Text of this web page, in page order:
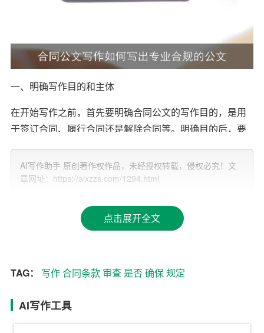
一、明确写作目的和主体
在开始写作之前，首先要明确合同公文的写作目的，是用
于签订合同、履行合同还是解除合同等。明确目的后，要
等。这些信息将在合同公文中占据重要位置，确保合同双
方的权益得到充分保障。
二、遵循严格的格式要求
合同公文的格式要求较为严格，一般包括合同标题、合同
同名称”的格式。
AI写作助手 原创著作权作品，未经授权转载，侵权必究！文
章网址：https://aixzzs.com/1294.html
点击展开全文
TAG： 写作合同条款 审查 是否确保规定
AI写作工具